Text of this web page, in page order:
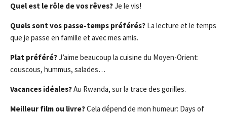
Quel est le rôle de vos rêves?Je le vis!
Quels sont vos passe-temps préférés? La lecture et le temps
que je passe en famille et avec mes amis.
Plat préféré?J’aime beaucoup la cuisine du Moyen-Orient:
couscous, hummus, salades…
Vacances idéales?Au Rwanda, sur la trace des gorilles.
Meilleur film ou livre?Cela dépend de mon humeur: Days of